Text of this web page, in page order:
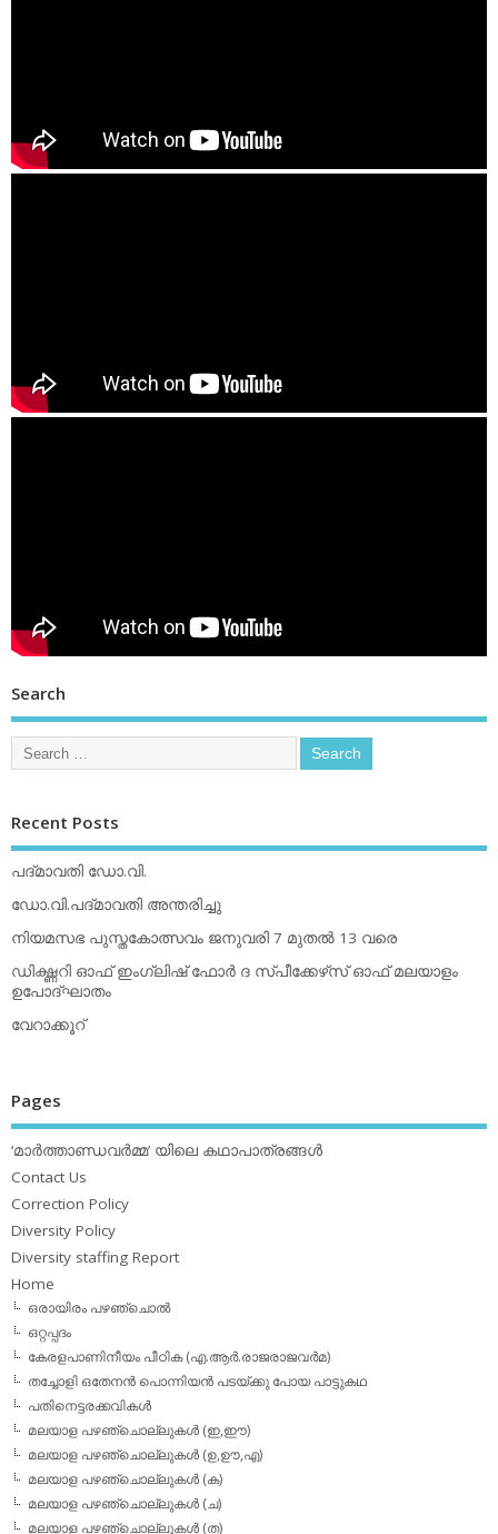
Search
Recent Posts
പദ്മാവതി ഡോ.വി.
ഡോ.വി.പദ്മാവതി അന്തരിച്ചു
നിയമസഭ പുസ്തകോത്സവം ജനുവരി 7 മുതല്‍ 13 വരെ
ഡിക്ഷ്ണറി ഓഫ് ഇംഗ്ലിഷ് ഫോര്‍ ദ സ്പീക്കേഴ്‌സ് ഓഫ് മലയാളം
ഉപോദ്ഘാതം
വേറാക്കൂറ്
Pages
‘മാര്‍ത്താണ്ഡവര്‍മ്മ’ യിലെ കഥാപാത്രങ്ങള്‍
Contact Us
Correction Policy
Diversity Policy
Diversity staffing Report
Home
ഒരായിരം പഴഞ്ചൊല്‍
ഒറ്റപ്പദം
കേരളപാണിനീയം പീഠിക (എ.ആര്‍.രാജരാജവര്‍മ)
തച്ചോളി ഒതേനൻ പൊന്നിയൻ പടയ്‌ക്കു പോയ പാട്ടുകഥ
പതിനെട്ടരക്കവികള്‍
മലയാള പഴഞ്ചൊല്ലുകള്‍ (ഇ,ഈ)
മലയാള പഴഞ്ചൊല്ലുകള്‍ (ഉ,ഊ,എ)
മലയാള പഴഞ്ചൊല്ലുകള്‍ (ക)
മലയാള പഴഞ്ചൊല്ലുകള്‍ (ച)
മലയാള പഴഞ്ചൊല്ലുകള്‍ (ത)